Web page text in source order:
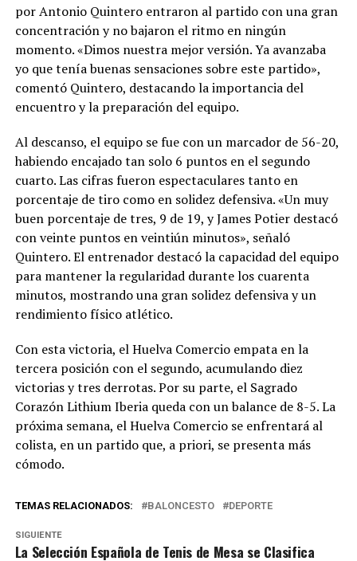
por Antonio Quintero entraron al partido con una gran
concentración y no bajaron el ritmo en ningún
momento. «Dimos nuestra mejor versión. Ya avanzaba
yo que tenía buenas sensaciones sobre este partido»,
comentó Quintero, destacando la importancia del
encuentro y la preparación del equipo.
Al descanso, el equipo se fue con un marcador de 56-20,
habiendo encajado tan solo 6 puntos en el segundo
cuarto. Las cifras fueron espectaculares tanto en
porcentaje de tiro como en solidez defensiva. «Un muy
buen porcentaje de tres, 9 de 19, y James Potier destacó
con veinte puntos en veintiún minutos», señaló
Quintero. El entrenador destacó la capacidad del equipo
para mantener la regularidad durante los cuarenta
minutos, mostrando una gran solidez defensiva y un
rendimiento físico atlético.
Con esta victoria, el Huelva Comercio empata en la
tercera posición con el segundo, acumulando diez
victorias y tres derrotas. Por su parte, el Sagrado
Corazón Lithium Iberia queda con un balance de 8-5. La
próxima semana, el Huelva Comercio se enfrentará al
colista, en un partido que, a priori, se presenta más
cómodo.
TEMAS RELACIONADOS: BALONCESTO DEPORTE
SIGUIENTE
La Selección Española de Tenis de Mesa se Clasifica